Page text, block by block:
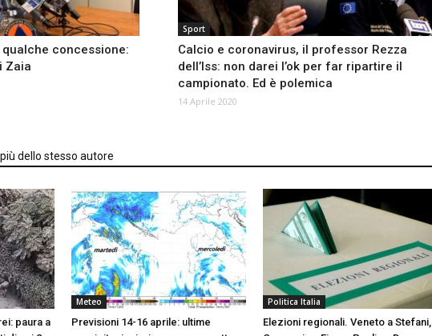
concessione:
Zaia
Sport
Calcio e coronavirus, il professor Rezza
dell’Iss: non darei l’ok per far ripartire il
campionato. Ed è polemica
14 Aprile 2020
più dello stesso autore
paura a
Meteo
Previsioni 14-16 aprile: ultime
Politica Italia
Elezioni regionali. Veneto a Stefani,